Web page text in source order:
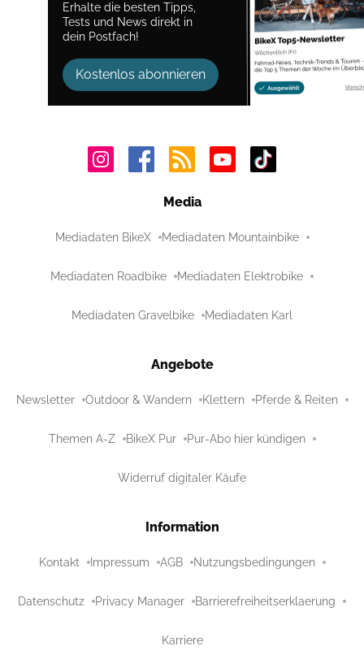
Erhalte die besten Tipps,
Tests und News direkt in
dein Postfach!
Kostenlos abonnieren
Media
Mediadaten BikeX Mediadaten Mountainbike
Mediadaten Roadbike Mediadaten Elektrobike
Mediadaten Gravelbike Mediadaten Karl
Angebote
Newsletter Outdoor & Wandern Klettern Pferde & Reiten
Themen A-Z BikeX Pur Pur-Abo hier kündigen
Widerruf digitaler Käufe
Information
Kontakt Impressum AGB Nutzungsbedingungen
Datenschutz Privacy Manager Barrierefreiheitserklaerung
Karriere